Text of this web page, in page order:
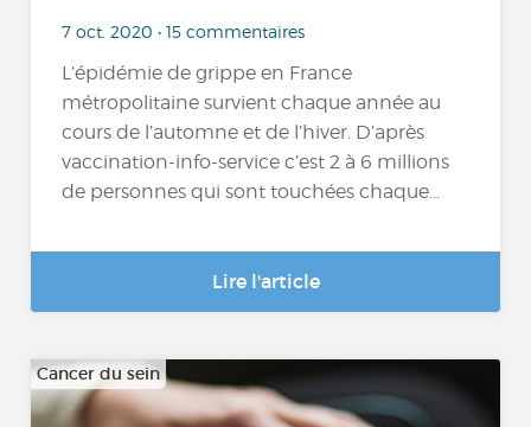
7 oct. 2020 • 15 commentaires
L’épidémie de grippe en France
métropolitaine survient chaque année au
cours de l’automne et de l’hiver. D’après
vaccination-info-service c’est 2 à 6 millions
de personnes qui sont touchées chaque...
Lire l'article
Cancer du sein